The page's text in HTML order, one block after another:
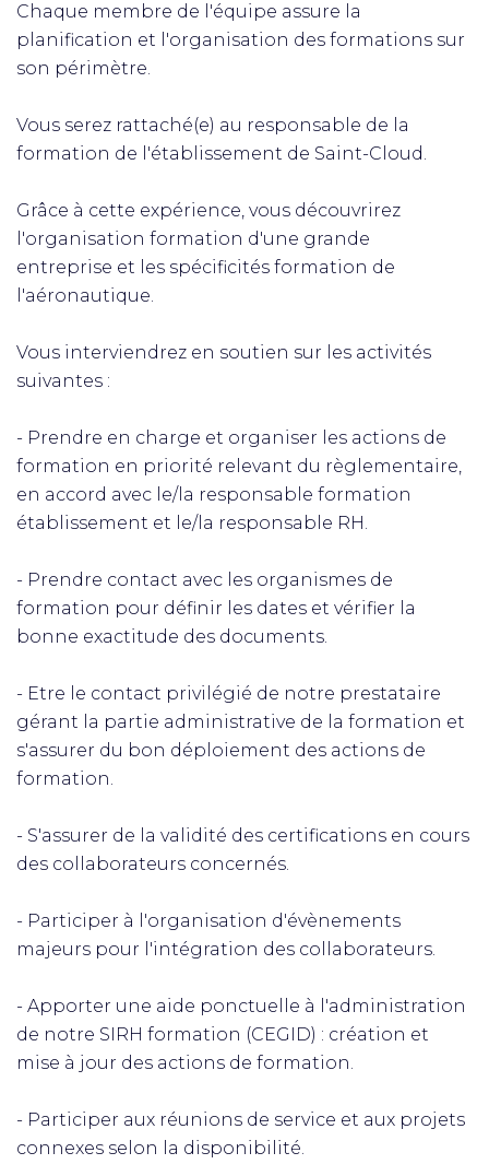
Chaque membre de l'équipe assure la
planification et l'organisation des formations sur
son périmètre.
Vous serez rattaché(e) au responsable de la
formation de l'établissement de Saint-Cloud.
Grâce à cette expérience, vous découvrirez
l'organisation formation d'une grande
entreprise et les spécificités formation de
l'aéronautique.
Vous interviendrez en soutien sur les activités
suivantes :
- Prendre en charge et organiser les actions de
formation en priorité relevant du règlementaire,
en accord avec le/la responsable formation
établissement et le/la responsable RH.
- Prendre contact avec les organismes de
formation pour définir les dates et vérifier la
bonne exactitude des documents.
- Etre le contact privilégié de notre prestataire
gérant la partie administrative de la formation et
s'assurer du bon déploiement des actions de
formation.
- S'assurer de la validité des certifications en cours
des collaborateurs concernés.
- Participer à l'organisation d'évènements
majeurs pour l'intégration des collaborateurs.
- Apporter une aide ponctuelle à l'administration
de notre SIRH formation (CEGID) : création et
mise à jour des actions de formation.
- Participer aux réunions de service et aux projets
connexes selon la disponibilité.